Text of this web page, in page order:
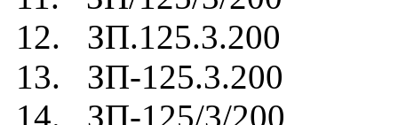
12. ЗП.125.3.200
13. ЗП-125.3.200
14. ЗП-125/3/200